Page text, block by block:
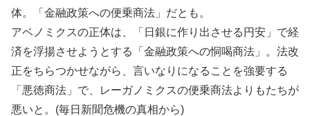
体。「金融政策への便乗商法」だとも。
アベノミクスの正体は、「日銀に作り出させる円安」で経
済を浮揚させようとする「金融政策への恫喝商法」。法改
正をちらつかせながら、言いなりになることを強要する
「悪徳商法」で、レーガノミクスの便乗商法よりもたちが
悪いと。(毎日新聞危機の真相から)